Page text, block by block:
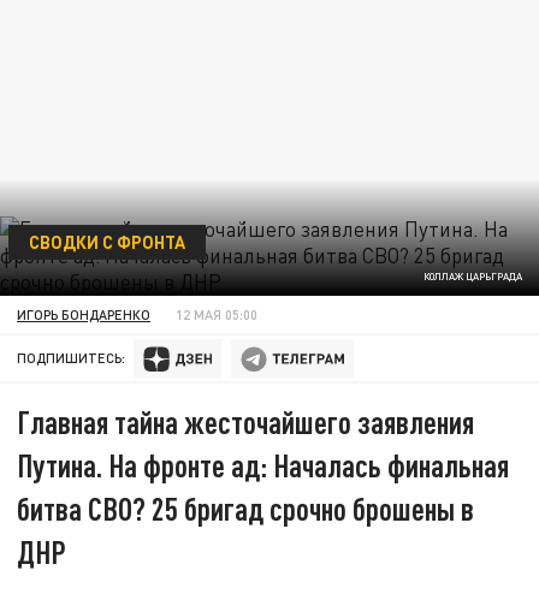
КОЛЛАЖ ЦАРЬГРАДА
СВОДКИ С ФРОНТА
ИГОРЬ БОНДАРЕНКО 12 МАЯ 05:00
ПОДПИШИТЕСЬ:
Главная тайна жесточайшего заявления
Путина. На фронте ад: Началась финальная
битва СВО? 25 бригад срочно брошены в
ДНР